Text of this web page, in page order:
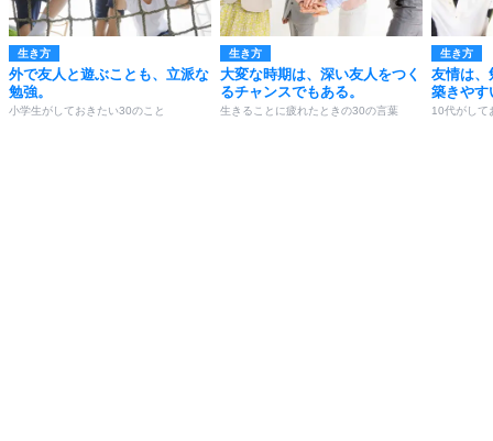
生き方
外で友人と遊ぶことも、立派な
勉強。
小学生がしておきたい30のこと
生き方
大変な時期は、深い友人をつく
るチャンスでもある。
生きることに疲れたときの30の言葉
生き方
友情は、
築きやす
10代がして